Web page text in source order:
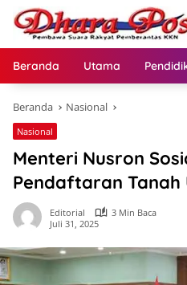
Langsung
konten
Beranda Utama
Beranda Nasional
Nasional
Menteri Nusron
Pendaftaran Tanah
Editorial
3 Min Baca
Juli 31, 2025